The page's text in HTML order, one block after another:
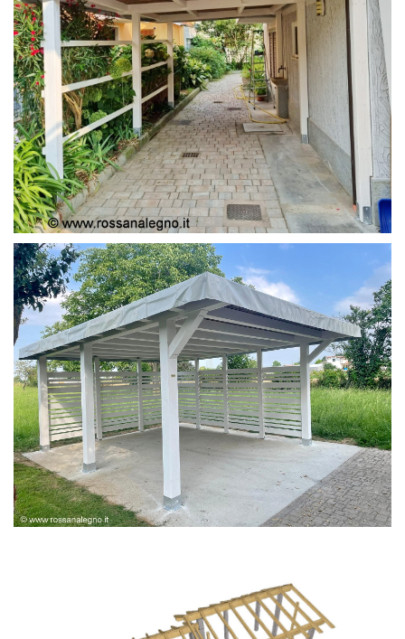
PERGOLA COPERTURA MOBILE
PERGOLA BIANCA SPAZZOLATA